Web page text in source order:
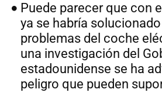
Puede parecer que con
ya se habría
problemas del coche
una investigación del
estadounidense se ha
peligro que pueden